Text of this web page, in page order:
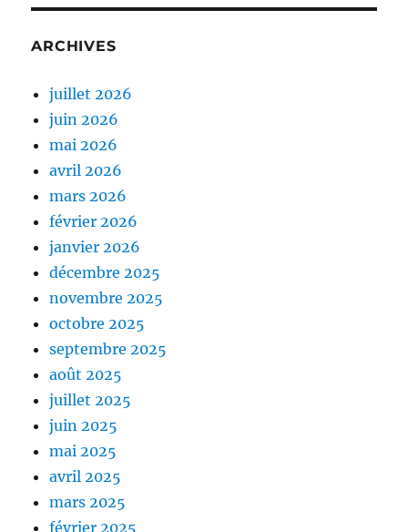
ARCHIVES
juillet 2026
juin 2026
mai 2026
avril 2026
mars 2026
février 2026
janvier 2026
décembre 2025
novembre 2025
octobre 2025
septembre 2025
août 2025
juillet 2025
juin 2025
mai 2025
avril 2025
mars 2025
février 2025